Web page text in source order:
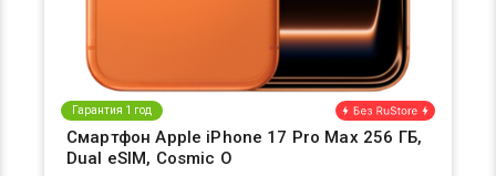
Гарантия 1 год
Смартфон Apple iPhone 17 Pro Max 256 ГБ,
Dual eSIM, Cosmic O